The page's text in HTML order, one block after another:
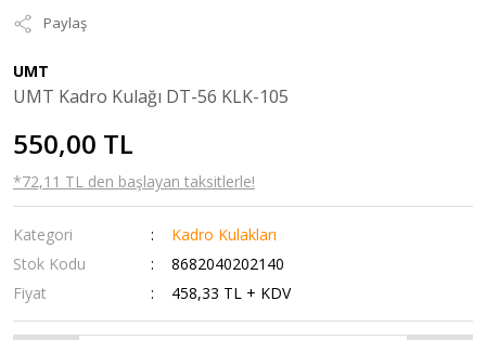
Paylaş
UMT
UMT Kadro Kulağı DT-56 KLK-105
550,00 TL
*72,11 TL den başlayan taksitlerle!
Kategori
Kadro Kulakları
Stok Kodu
8682040202140
Fiyat
458,33 TL + KDV